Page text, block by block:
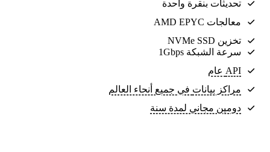
تحديثات بنقرة واحدة
معالجات AMD EPYC
تخزين NVMe SSD
سرعة الشبكة 1Gbps
API عام
مراكز بيانات في جميع أنحاء العالم
دومين مجاني لمدة سنة